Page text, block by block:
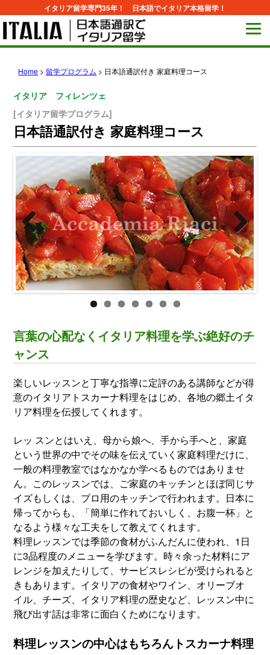
イタリア留学専門35年！ 日本語でイタリア本格留学！
Home > 留学プログラム > 日本語通訳付き 家庭料理コース
イタリア フィレンツェ
[イタリア留学プログラム]
日本語通訳付き 家庭料理コース
Previous Next
言葉の心配なくイタリア料理を学ぶ絶好のチ
ャンス
楽しいレッスンと丁寧な指導に定評のある講師などが得
意のイタリアトスカーナ料理をはじめ、各地の郷土イタ
リア料理を伝授してくれます。
レッ スンとはいえ、母から娘へ、手から手へと、家庭
という世界の中でその味を伝えていく家庭料理だけに、
一般の料理教室ではなかなか学べるものではありませ
ん。このレッスンでは、ご家庭のキッチンとほぼ同じサ
イズもしくは、プロ用のキッチンで行われます。日本に
帰ってからも、「簡単に作れておいしく、お腹一杯」と
なるよう様々な工夫をして教えてくれます。
料理レッスンでは季節の食材がふんだんに使われ、1日
に3品程度のメニューを学びます。時々余った材料にア
レンジを加えたりして、サービスレシピが受けられると
きもあります。イタリアの食材やワイン、オリーブオ
イル、チーズ、イタリア料理の歴史など、レッスン中に
飛び出す話は非常に面白くためになります。
料理レッスンの中心はもちろんトスカーナ料理